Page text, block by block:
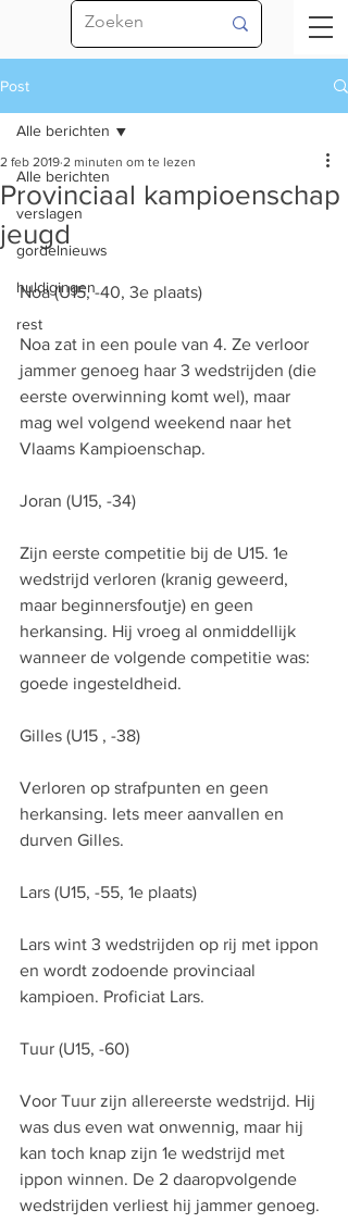
Post
Alle berichten
verslagen
gordelnieuws
huldigingen
rest
Alle berichten
Provinciaal kampioenschap
jeugd
2 feb 2019 2 minuten om te lezen
Noa (U15, -40, 3e plaats)
Noa zat in een poule van 4. Ze verloor
jammer genoeg haar 3 wedstrijden (die
eerste overwinning komt wel), maar
mag wel volgend weekend naar het
Vlaams Kampioenschap.
Joran (U15, -34)
Zijn eerste competitie bij de U15. 1e
wedstrijd verloren (kranig geweerd,
maar beginnersfoutje) en geen
herkansing. Hij vroeg al onmiddellijk
wanneer de volgende competitie was:
goede ingesteldheid.
Gilles (U15 , -38)
Verloren op strafpunten en geen
herkansing. Iets meer aanvallen en
durven Gilles.
Lars (U15, -55, 1e plaats)
Lars wint 3 wedstrijden op rij met ippon
en wordt zodoende provinciaal
kampioen. Proficiat Lars.
Tuur (U15, -60)
Voor Tuur zijn allereerste wedstrijd. Hij
was dus even wat onwennig, maar hij
kan toch knap zijn 1e wedstrijd met
ippon winnen. De 2 daaropvolgende
wedstrijden verliest hij jammer genoeg.